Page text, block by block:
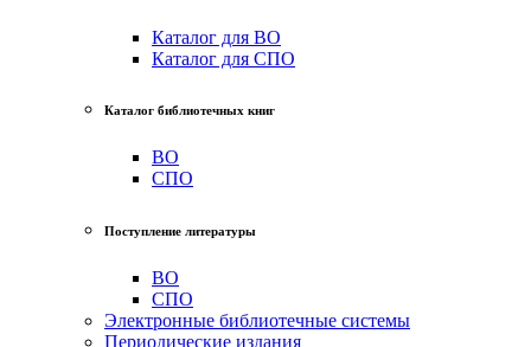
Каталог для ВО
Каталог для СПО
Каталог библиотечных книг
ВО
СПО
Поступление литературы
ВО
СПО
Электронные библиотечные системы
Периодические издания